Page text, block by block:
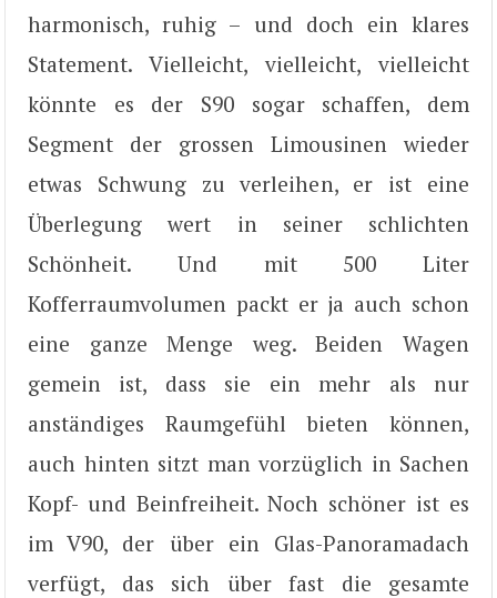
harmonisch, ruhig – und doch ein klares
Statement. Vielleicht, vielleicht, vielleicht
könnte es der S90 sogar schaffen, dem
Segment der grossen Limousinen wieder
etwas Schwung zu verleihen, er ist eine
Überlegung wert in seiner schlichten
Schönheit. Und mit 500 Liter
Kofferraumvolumen packt er ja auch schon
eine ganze Menge weg. Beiden Wagen
gemein ist, dass sie ein mehr als nur
anständiges Raumgefühl bieten können,
auch hinten sitzt man vorzüglich in Sachen
Kopf- und Beinfreiheit. Noch schöner ist es
im V90, der über ein Glas-Panoramadach
verfügt, das sich über fast die gesamte